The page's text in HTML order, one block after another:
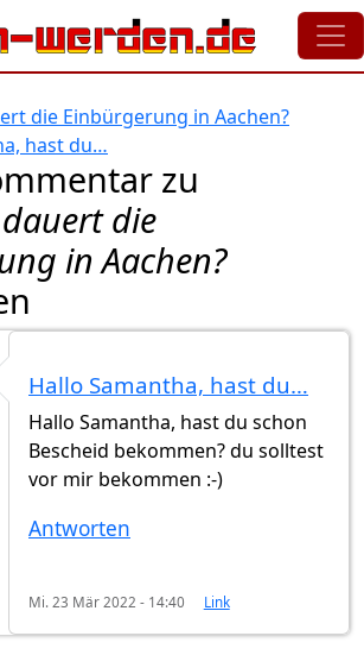
die Einbürgerung in Aachen?
hast du…
zu
die
in Aachen?
Hallo Samantha, hast du…
Hallo Samantha, hast du schon
Bescheid bekommen? du solltest
vor mir bekommen :-)
Antworten
Mi. 23 Mär 2022 - 14:40 Link